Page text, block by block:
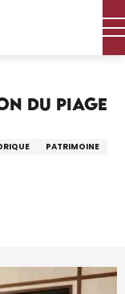
du Piage
PATRIMOINE